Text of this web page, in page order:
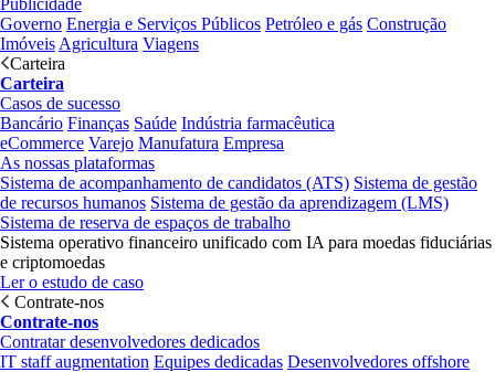
Publicidade
Governo Energia e Serviços Públicos Petróleo e gás Construção
Imóveis Agricultura Viagens
Carteira
Carteira
Casos de sucesso
Bancário Finanças Saúde Indústria farmacêutica
eCommerce Varejo Manufatura Empresa
As nossas plataformas
Sistema de acompanhamento de candidatos (ATS) Sistema de gestão
de recursos humanos Sistema de gestão da aprendizagem (LMS)
Sistema de reserva de espaços de trabalho
Sistema operativo financeiro unificado com IA para moedas fiduciárias
e criptomoedas
Ler o estudo de caso
Contrate-nos
Contrate-nos
Contratar desenvolvedores dedicados
IT staff augmentation Equipes dedicadas Desenvolvedores offshore